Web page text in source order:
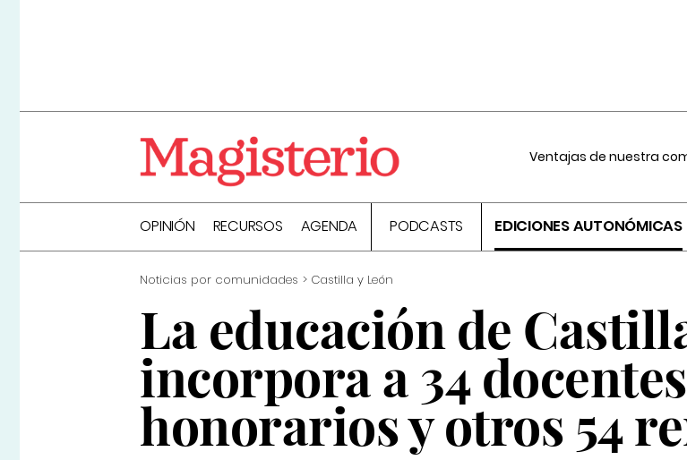
Ventajas de nuestra
OPINIÓN RECURSOS AGENDA PODCASTS EDICIONES AUTONÓMICAS
Noticias por comunidades Castilla y León
La educación de
incorpora a 34 docentes
honorarios y otros 54